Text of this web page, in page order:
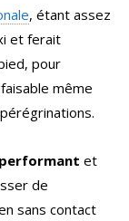
, étant assez
et ferait
pour
même
et
de
sans contact